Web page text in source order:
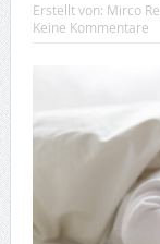
Erstellt von: Mirco
Keine Kommentare